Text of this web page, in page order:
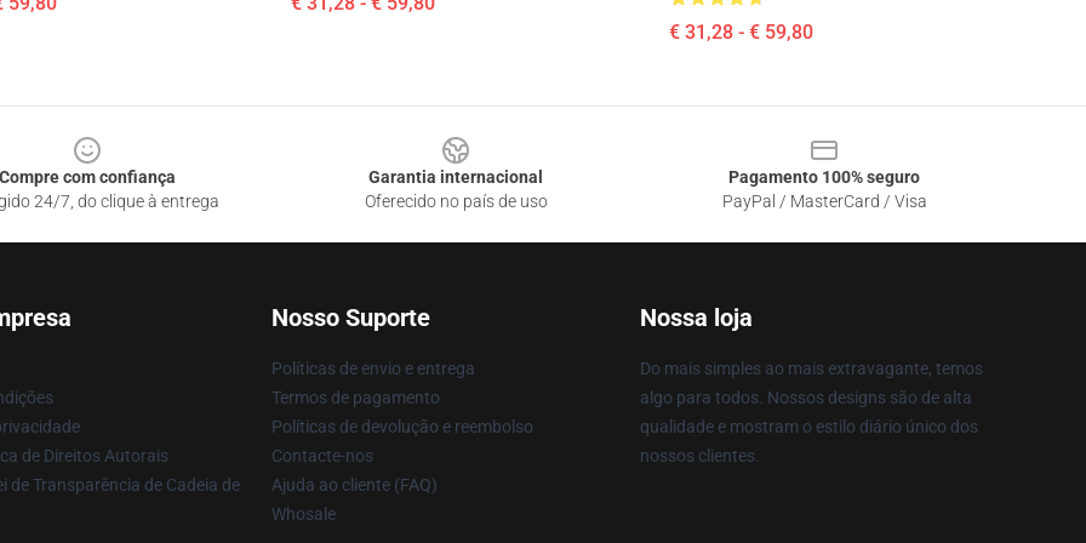
€ 31,28 - € 59,80
Compre com confiança
24/7, do clique à entrega
Garantia internacional
Oferecido no país de uso
Pagamento 100% seguro
PayPal / MasterCard / Visa
de Direitos Autorais
de Transparência de Cadeia de
Nosso Suporte
Políticas de envio e entrega
Termos de pagamento
Políticas de devolução e reembolso
Contacte-nos
Ajuda ao cliente (FAQ)
Whosale
Nossa loja
Do mais simples ao mais extravagante, temos
algo para todos. Nossos designs são de alta
qualidade e mostram o estilo diário único dos
nossos clientes.